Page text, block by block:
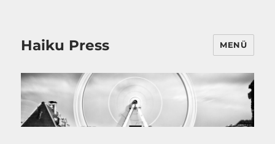
Haiku Press MENÜ